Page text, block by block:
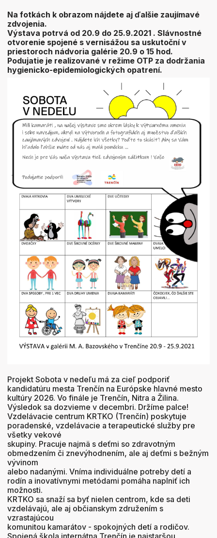
Na fotkách k obrazom nájdete aj ďalšie zaujímavé
zdvojenia.
Výstava potrvá od 20.9 do 25.9.2021 . Slávnostné
otvorenie spojené s vernisážou sa uskutoční v
priestoroch nádvoria galérie 20.9 o 15 hod.
Podujatie je realizované v režime OTP za dodržania
hygienicko-epidemiologických opatrení.
Projekt Sobota v nedeľu má za cieľ podporiť
kandidatúru mesta Trenčín na Európske hlavné mesto
kultúry 2026. Vo finále je Trenčín, Nitra a Žilina.
Výsledok sa dozvieme v decembri. Držíme palce!
Vzdelávacie centrum KRTKO (Trenčín) poskytuje
poradenské, vzdelávacie a terapeutické služby pre
všetky vekové
skupiny. Pracuje najmä s deťmi so zdravotným
obmedzením či znevýhodnením, ale aj deťmi s bežným
vývinom
alebo nadanými. Vníma individuálne potreby detí a
rodín a inovatívnymi metódami pomáha naplniť ich
možnosti.
KRTKO sa snaží sa byť nielen centrom, kde sa deti
vzdelávajú, ale aj občianskym združením s
vzrastajúcou
komunitou kamarátov - spokojných detí a rodičov.
Spojená škola internátna Trenčín je najstaršou